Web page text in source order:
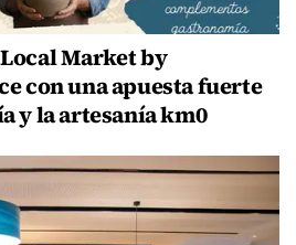
Market by
con una apuesta fuerte
y la artesanía km0